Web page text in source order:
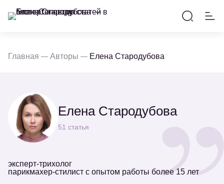
Главная Авторы Елена Стародубова
Елена Стародубова
51 статья
эксперт-трихолог
парикмахер-стилист с опытом работы более 15 лет